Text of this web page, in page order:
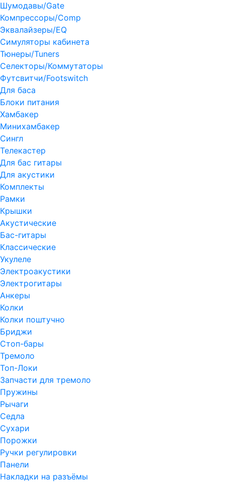
Шумодавы/Gate
Компрессоры/Comp
Эквалайзеры/EQ
Симуляторы кабинета
Тюнеры/Tuners
Селекторы/Коммутаторы
Футсвитчи/Footswitch
Для баса
Блоки питания
Хамбакер
Минихамбакер
Сингл
Телекастер
Для бас гитары
Для акустики
Комплекты
Рамки
Крышки
Акустические
Бас-гитары
Классические
Укулеле
Электроакустики
Электрогитары
Анкеры
Колки
Колки поштучно
Бриджи
Стоп-бары
Тремоло
Топ-Локи
Запчасти для тремоло
Пружины
Рычаги
Седла
Сухари
Порожки
Ручки регулировки
Панели
Накладки на разъёмы